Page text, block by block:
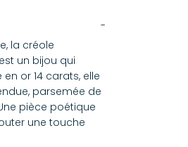
la créole
un bijou qui
or 14 carats, elle
parsemée de
pièce poétique
une touche